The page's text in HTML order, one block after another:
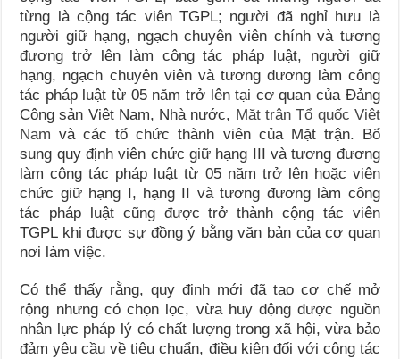
từng là cộng tác viên TGPL; người đã nghỉ hưu là
người giữ hạng, ngạch chuyên viên chính và tương
đương trở lên làm công tác pháp luật, người giữ
hạng, ngạch chuyên viên và tương đương làm công
tác pháp luật từ 05 năm trở lên tại cơ quan của Đảng
Cộng sản Việt Nam, Nhà nước, Mặt trận Tổ quốc Việt
Nam và các tổ chức thành viên của Mặt trận. Bổ
sung quy định viên chức giữ hạng III và tương đương
làm công tác pháp luật từ 05 năm trở lên hoặc viên
chức giữ hạng I, hạng II và tương đương làm công
tác pháp luật cũng được trở thành cộng tác viên
TGPL khi được sự đồng ý bằng văn bản của cơ quan
nơi làm việc.
Có thể thấy rằng, quy định mới đã tạo cơ chế mở
rộng nhưng có chọn lọc, vừa huy động được nguồn
nhân lực pháp lý có chất lượng trong xã hội, vừa bảo
đảm yêu cầu về tiêu chuẩn, điều kiện đối với cộng tác